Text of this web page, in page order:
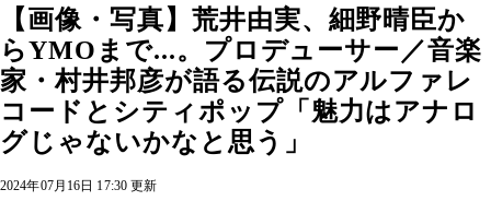
【画像・写真】荒井由実、細野晴臣か
らYMOまで...。プロデューサー／音楽
家・村井邦彦が語る伝説のアルファレ
コードとシティポップ「魅力はアナロ
グじゃないかなと思う」
2024年07月16日 17:30 更新